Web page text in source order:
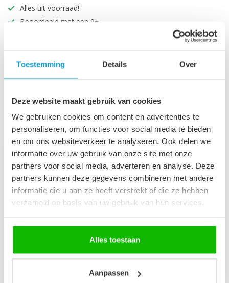
Toestemming Details Over
Deze website maakt gebruik van cookies
We gebruiken cookies om content en advertenties te
personaliseren, om functies voor social media te bieden
en om ons websiteverkeer te analyseren. Ook delen we
informatie over uw gebruik van onze site met onze
partners voor social media, adverteren en analyse. Deze
partners kunnen deze gegevens combineren met andere
informatie die u aan ze heeft verstrekt of die ze hebben
verzameld op basis van uw gebruik van hun services.
Alles toestaan
Aanpassen
Alles uit voorraad!
Beoordeeld met een 9+
Recent bekeken
Douchewand Essos 140